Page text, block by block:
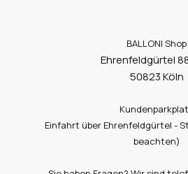
BALLONI Shop
Ehrenfeldgürtel
50823 Köln
Einfahrt über Ehrenfeldgürtel -
beachten)